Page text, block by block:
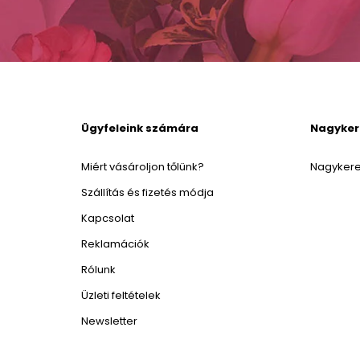
Ügyfeleink számára
Miért vásároljon tőlünk?
Szállítás és fizetés módja
Kapcsolat
Reklamációk
Rólunk
Üzleti feltételek
Newsletter